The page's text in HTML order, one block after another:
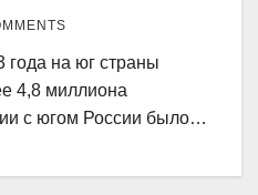
года на юг страны
4,8 миллиона
с югом России было…